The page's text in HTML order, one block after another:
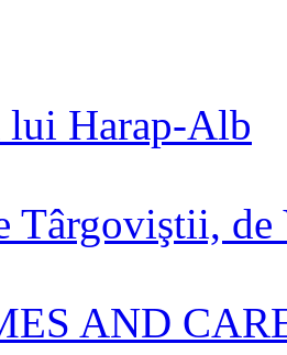
lui Harap-Alb
Târgoviştii, de
AND